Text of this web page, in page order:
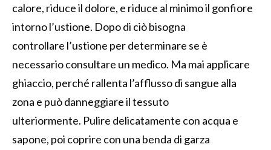
calore, riduce il dolore, e riduce al minimo il gonfiore
intorno l’ustione. Dopo di ciò bisogna
controllare l’ustione per determinare se è
necessario consultare un medico. Ma mai applicare
ghiaccio, perché rallenta l’afflusso di sangue alla
zona e può danneggiare il tessuto
ulteriormente. Pulire delicatamente con acqua e
sapone, poi coprire con una benda di garza